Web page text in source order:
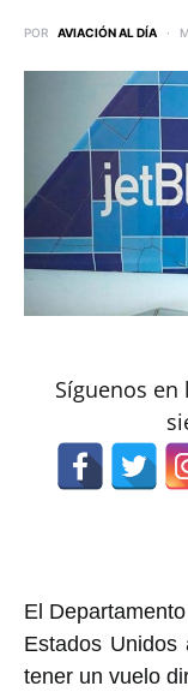
POR AVIACIÓN AL DÍA
Síguenos
El
Estados
tener un vuelo